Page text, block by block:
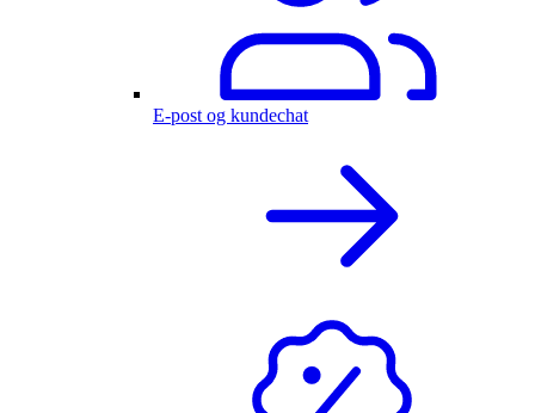
E-post og kundechat